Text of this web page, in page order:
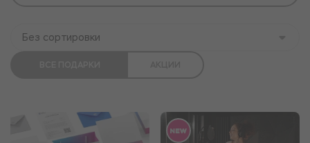
Без сортировки